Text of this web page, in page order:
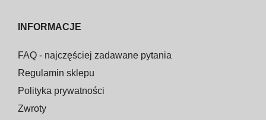
INFORMACJE
FAQ - najczęściej zadawane pytania
Regulamin sklepu
Polityka prywatności
Zwroty